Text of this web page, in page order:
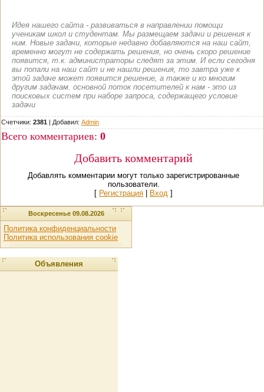
Идея нашего сайта - развиваться в направлении помощи
ученикам школ и студентам. Мы размещаем задачи и решения к
ним. Новые задачи, которые недавно добавляются на наш сайт,
временно могут не содержать решения, но очень скоро решение
появится, т.к. администраторы следят за этим. И если сегодня
вы попали на наш сайт и не нашли решения, то завтра уже к
этой задаче может появится решение, а также и ко многим
другим задачам. основной поток посетителей к нам - это из
поисковых систем при наборе запроса, содержащего условие
задачи
Счетчики: 2381 | Добавил: Admin
Всего комментариев: 0
Добавить комментарий
Добавлять комментарии могут только зарегистрированные
пользователи.
[ Регистрация Вход ]
Воскресенье 09.08.2026
Политика конфиденциальности
Политика использования cookie
Объявления